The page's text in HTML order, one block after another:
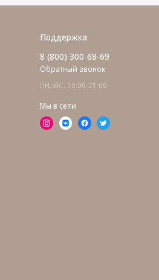
Поддержка
8 (800) 300-68-69
Обратный звонок
ПН.-ВС. 10:00-21:00
Мы в сети